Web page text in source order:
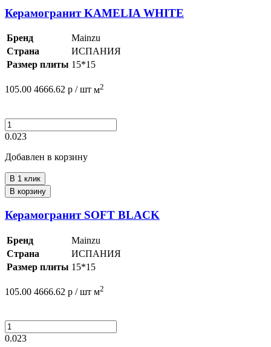
Керамогранит KAMELIA WHITE
Бренд
Mainzu
Страна
ИСПАНИЯ
Размер плиты 15*15
105.00 4666.62 р / шт м2
0.023
Добавлен в корзину
В 1 клик
В корзину
Керамогранит SOFT BLACK
Бренд
Mainzu
Страна
ИСПАНИЯ
Размер плиты 15*15
105.00 4666.62 р / шт м2
0.023